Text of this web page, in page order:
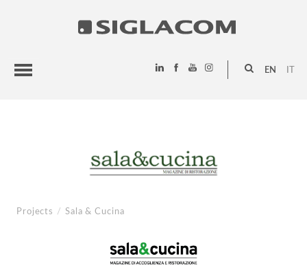
EN
Projects / Sala & Cucina